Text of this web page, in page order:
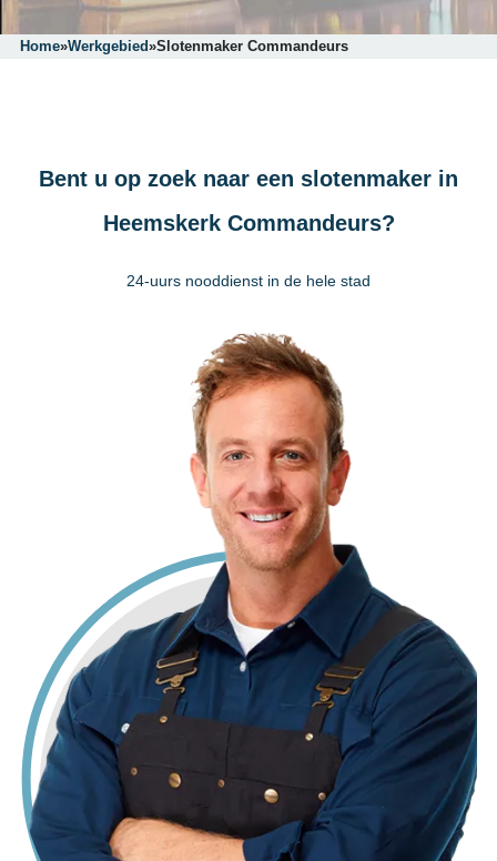
Home»Werkgebied»Slotenmaker Commandeurs
Bent u op zoek naar een slotenmaker in
Heemskerk Commandeurs?
24-uurs nooddienst in de hele stad